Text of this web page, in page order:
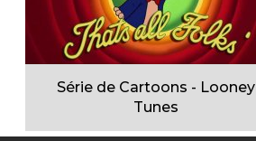
Série de Cartoons - Looney
Tunes